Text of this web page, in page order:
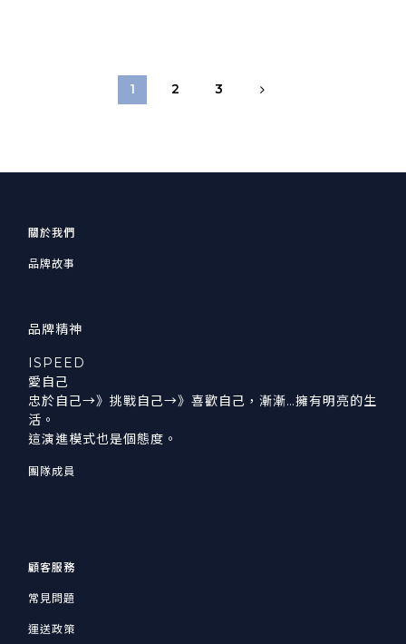
1 2 3
關於我們
品牌故事
品牌精神
ISPEED
愛自己
忠於自己→》挑戰自己→》喜歡自己，漸漸…擁有明亮的生
活。
這演進模式也是個態度。
團隊成員
顧客服務
常見問題
運送政策